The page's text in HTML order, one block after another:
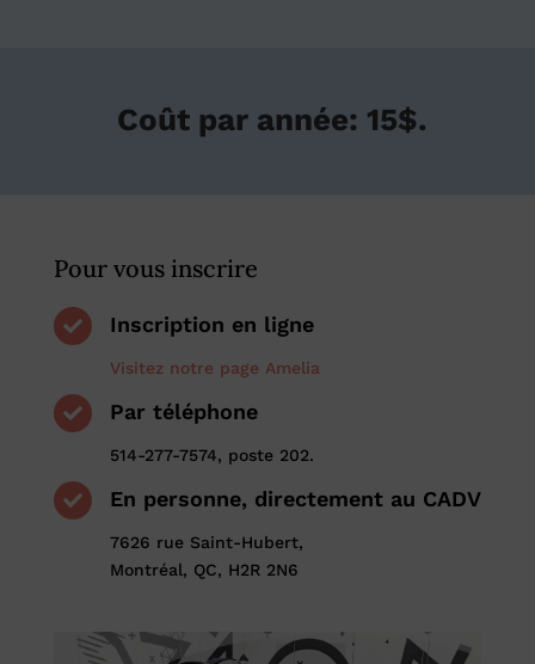
Coût par année: 15$.
Pour vous inscrire
 Inscription en ligne
Visitez notre page Amelia
 Par téléphone
514-277-7574, poste 202.
 En personne, directement au CADV
7626 rue Saint-Hubert,
Montréal, QC, H2R 2N6